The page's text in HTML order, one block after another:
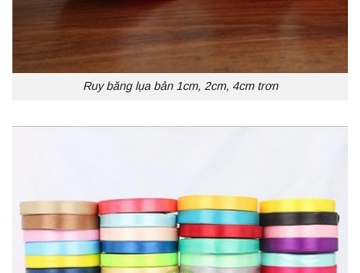
Ruy băng lụa bản 1cm, 2cm, 4cm trơn